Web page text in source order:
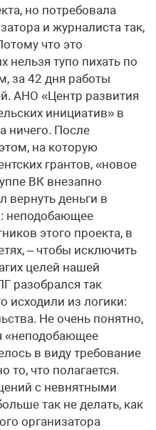
но потребовала
и журналиста так,
что это
нельзя тупо пихать по
за 42 дня работы
АНО «Центр развития
инициатив» в
ничего. После
на которую
грантов, «новое
ВК внезапно
вернуть деньги в
неподобающее
этого проекта, в
– чтобы исключить
целей нашей
разобрался так
исходили из логики:
Не очень понятно,
«неподобающее
в виду требование
то, что полагается.
с невнятными
так не делать, как
организатора